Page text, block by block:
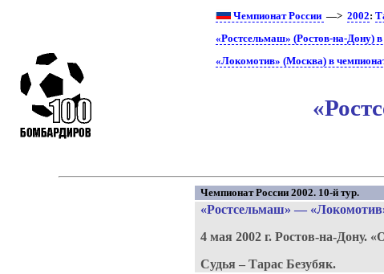
Чемпионат России —>2002:
«Ростсельмаш» (Ростов-на-Дону)
«Локомотив» (Москва) в
Чемпионат России 2002. 10-й тур.
«Ростсельмаш» —
4 мая 2002 г.Ростов-на-Дону.
Судья – Тарас Безубяк.